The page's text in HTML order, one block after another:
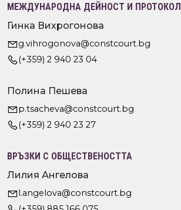
МЕЖДУНАРОДНА ДЕЙНОСТ И ПРОТОКОЛ
Гинка Вихрогонова
g.vihrogonova@constcourt.bg
(+359) 2 940 23 04
Полина Пешева
p.tsacheva@constcourt.bg
(+359) 2 940 23 27
ВРЪЗКИ С ОБЩЕСТВЕНОСТТА
Лилия Ангелова
l.angelova@constcourt.bg